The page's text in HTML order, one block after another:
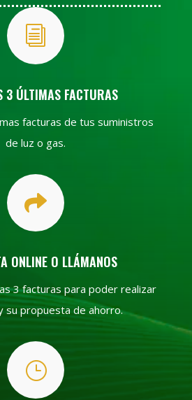
i
3 ÚLTIMAS FACTURAS
facturas de tus suministros
de luz o gas.

ONLINE O LLÁMANOS
3 facturas para poder realizar
su propuesta de ahorro.
}